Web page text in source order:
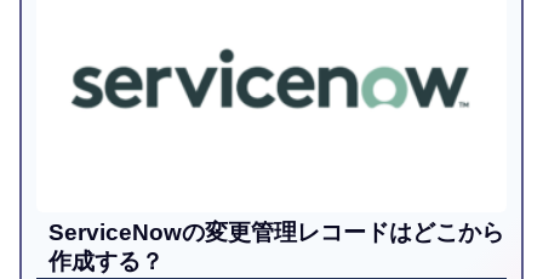
ServiceNowの変更管理レコードはどこから
作成する？